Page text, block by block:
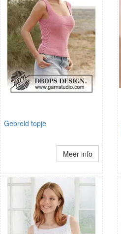
Gebreid topje
Meer info